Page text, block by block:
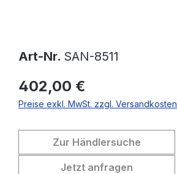
Art-Nr. SAN-8511
402,00 €
Preise exkl. MwSt. zzgl. Versandkosten
Zur Händlersuche
Jetzt anfragen